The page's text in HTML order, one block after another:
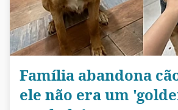
Família abandona
ele não era um